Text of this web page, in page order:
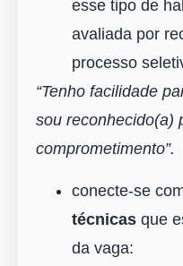
esse tipo de
avaliada por
processo
“Tenho facilidade
sou reconhecido(a)
comprometimento”.
conecte-se
técnicas que
da vaga: